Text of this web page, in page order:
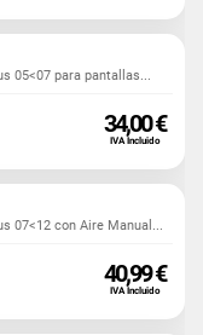
05<07 para pantallas...
34,00 €
IVA Incluido
07<12 con Aire Manual...
40,99 €
IVA Incluido